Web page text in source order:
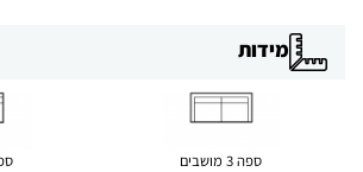
מידות
ספה 3 מושבים
ספה